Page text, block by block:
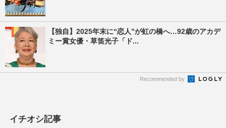
【独自】2025年末に“恋人”が虹の橋へ…92歳のアカデ
ミー賞女優・草笛光子「ド...
Recommended by
イチオシ記事